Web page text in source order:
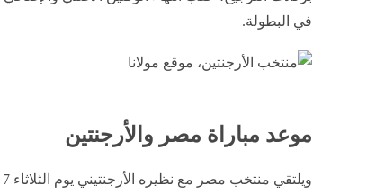
في البطولة.
موعد مباراة مصر والأرجنتين